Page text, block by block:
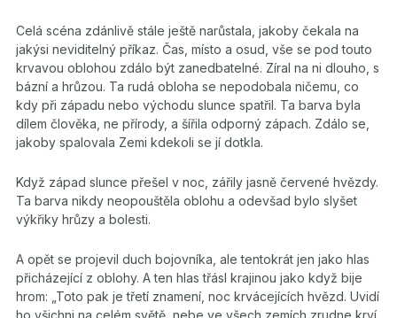
Celá scéna zdánlivě stále ještě narůstala, jakoby čekala na
jakýsi neviditelný příkaz. Čas, místo a osud, vše se pod touto
krvavou oblohou zdálo být zanedbatelné. Zíral na ni dlouho, s
bázní a hrůzou. Ta rudá obloha se nepodobala ničemu, co
kdy při západu nebo východu slunce spatřil. Ta barva byla
dílem člověka, ne přírody, a šířila odporný zápach. Zdálo se,
jakoby spalovala Zemi kdekoli se jí dotkla.
Když západ slunce přešel v noc, zářily jasně červené hvězdy.
Ta barva nikdy neopouštěla oblohu a odevšad bylo slyšet
výkřiky hrůzy a bolesti.
A opět se projevil duch bojovníka, ale tentokrát jen jako hlas
přicházející z oblohy. A ten hlas třásl krajinou jako když bije
hrom: „Toto pak je třetí znamení, noc krvácejících hvězd. Uvidí